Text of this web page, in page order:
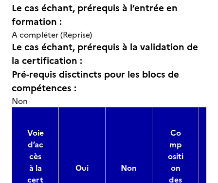
Le cas échant, prérequis à l’entrée en
formation :
A compléter (Reprise)
Le cas échant, prérequis à la validation de
la certification :
Pré-requis disctincts pour les blocs de
compétences :
Non
Voie
d’ac
cès
à la
cert
Oui Non
Co
mp
ositi
on
des